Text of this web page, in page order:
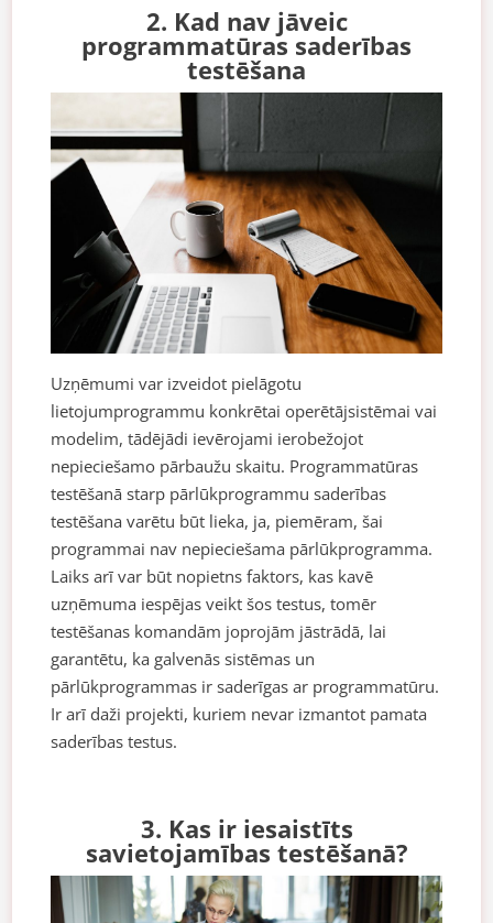
2. Kad nav jāveic
programmatūras saderības
testēšana
Uzņēmumi var izveidot pielāgotu
lietojumprogrammu konkrētai operētājsistēmai vai
modelim, tādējādi ievērojami ierobežojot
nepieciešamo pārbaužu skaitu. Programmatūras
testēšanā starp pārlūkprogrammu saderības
testēšana varētu būt lieka, ja, piemēram, šai
programmai nav nepieciešama pārlūkprogramma.
Laiks arī var būt nopietns faktors, kas kavē
uzņēmuma iespējas veikt šos testus, tomēr
testēšanas komandām joprojām jāstrādā, lai
garantētu, ka galvenās sistēmas un
pārlūkprogrammas ir saderīgas ar programmatūru.
Ir arī daži projekti, kuriem nevar izmantot pamata
saderības testus.
3. Kas ir iesaistīts
savietojamības testēšanā?